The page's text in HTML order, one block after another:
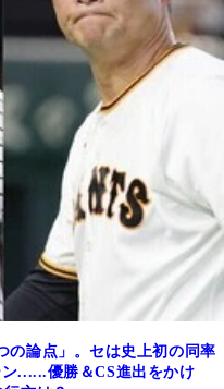
論点」。セは史上初の同率
......優勝＆CS進出をかけ